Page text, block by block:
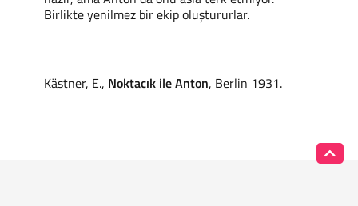
Birlikte yenilmez bir ekip oluştururlar.
Kästner, E., Noktacık ile Anton, Berlin 1931.